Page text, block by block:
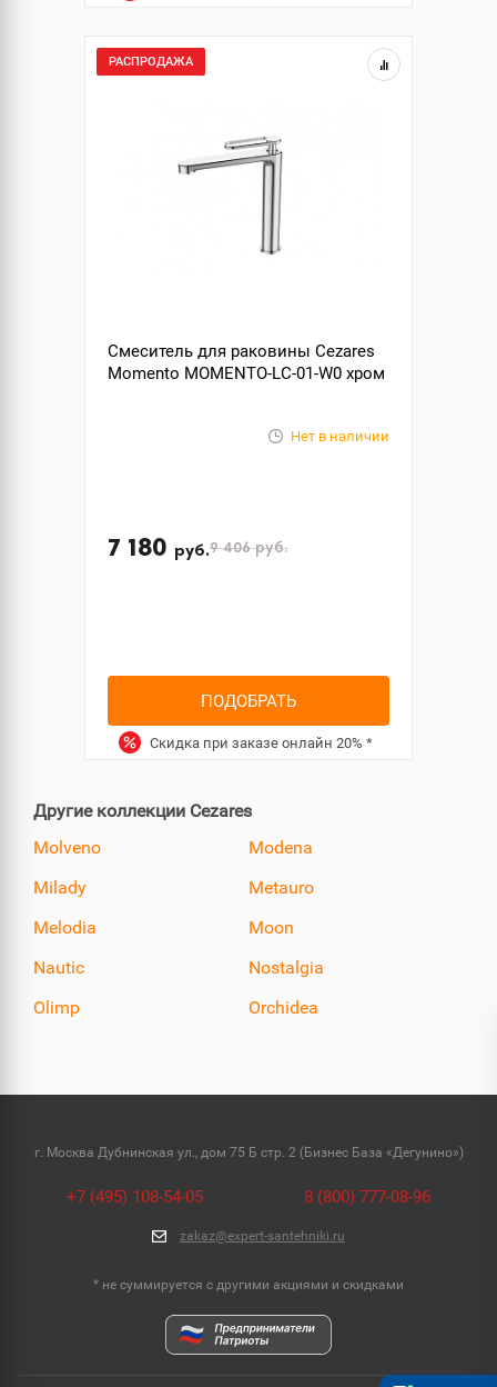
РАСПРОДАЖА
Смеситель для раковины Cezares
Momento MOMENTO-LC-01-W0 хром
Нет в наличии
7 180 руб.9 406руб.
ПОДОБРАТЬ
Скидка при заказе онлайн 20% *
Другие коллекции Cezares
Molveno
Modena
Milady
Metauro
Melodia
Moon
Nautic
Nostalgia
Olimp
Orchidea
г. Москва Дубнинская ул., дом 75 Б стр. 2 (Бизнес База «Дегунино»)
+7 (495) 108-54-05 8 (800) 777-08-96
zakaz@expert-santehniki.ru
* не суммируется с другими акциями и скидками